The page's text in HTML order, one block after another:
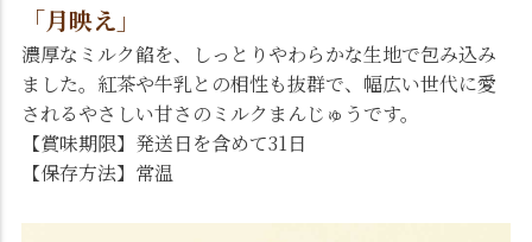
「月映え」
濃厚なミルク餡を、しっとりやわらかな生地で包み込み
ました。紅茶や牛乳との相性も抜群で、幅広い世代に愛
されるやさしい甘さのミルクまんじゅうです。
【賞味期限】発送日を含めて31日
【保存方法】常温